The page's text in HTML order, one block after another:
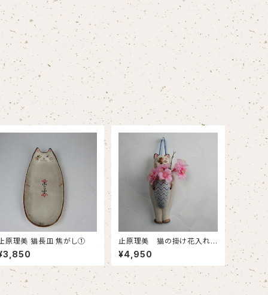
原理美 猫長皿 焦がし①
止原理美 猫の掛け花入れ
(シャム猫)
¥4,950